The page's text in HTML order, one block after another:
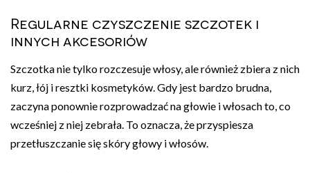
Regularne czyszczenie szczotek i
innych akcesoriów
Szczotka nie tylko rozczesuje włosy, ale również zbiera z nich
kurz, łój i resztki kosmetyków. Gdy jest bardzo brudna,
zaczyna ponownie rozprowadzać na głowie i włosach to, co
wcześniej z niej zebrała. To oznacza, że przyspiesza
przetłuszczanie się skóry głowy i włosów.